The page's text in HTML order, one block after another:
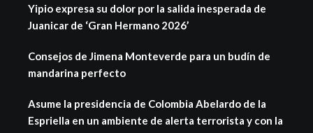
Yipio expresa su dolor por la salida inesperada de
Juanicar de ‘Gran Hermano 2026’
Consejos de Jimena Monteverde para un budín de
mandarina perfecto
Asume la presidencia de Colombia Abelardo de la
Espriella en un ambiente de alerta terrorista y con la